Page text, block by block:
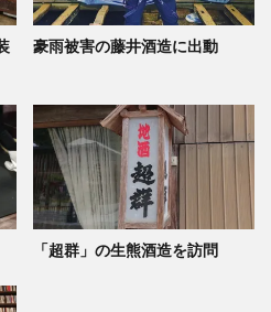
豪雨被害の藤井酒造に出動
「超群」の生熊酒造を訪問